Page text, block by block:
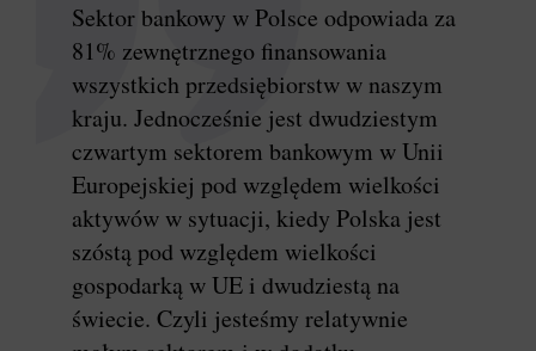
Sektor bankowy w Polsce odpowiada za
81% zewnętrznego finansowania
wszystkich przedsiębiorstw w naszym
kraju. Jednocześnie jest dwudziestym
czwartym sektorem bankowym w Unii
Europejskiej pod względem wielkości
aktywów w sytuacji, kiedy Polska jest
szóstą pod względem wielkości
gospodarką w UE i dwudziestą na
świecie. Czyli jesteśmy relatywnie